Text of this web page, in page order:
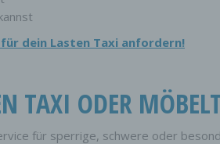
dein Lasten Taxi anfordern!
TAXI ODER
für sperrige, schwere oder